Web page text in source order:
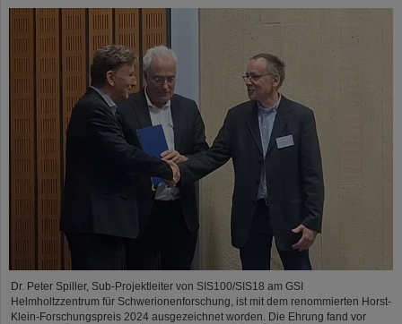
Dr. Peter Spiller, Sub-Projektleiter von SIS100/SIS18 am GSI
Helmholtzzentrum für Schwerionenforschung, ist mit dem renommierten Horst-
Klein-Forschungspreis 2024 ausgezeichnet worden. Die Ehrung fand vor